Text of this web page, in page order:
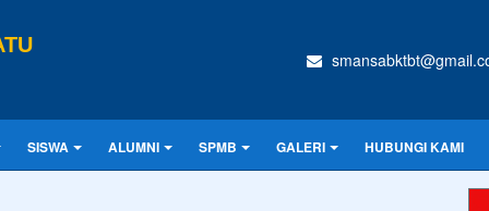
SISWA ALUMNI SPMB GALERI HUBUNGI KAMI